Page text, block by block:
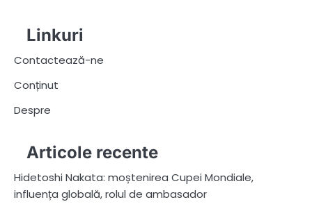
Linkuri
Contactează-ne
Conținut
Despre
Articole recente
Hidetoshi Nakata: moștenirea Cupei Mondiale,
influența globală, rolul de ambasador